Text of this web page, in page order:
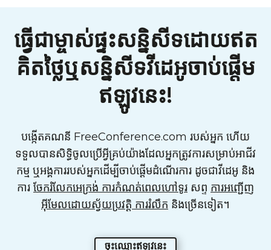
ធ្វើជាម្ចាស់ផ្ទះសន្និសីទដោយឥត
គិតថ្លៃឬសន្និសីទវីដេអូចាប់ផ្តើម
ឥឡូវនេះ!
បង្កើតគណនី FreeConference.com របស់អ្នក ហើយ
ទទួលបានសិទ្ធិចូលប្រើអ្វីគ្រប់យ៉ាងដែលអ្នកត្រូវការសម្រាប់អាជីវ
កម្ម ឬអង្គការរបស់អ្នកដើម្បីចាប់ផ្តើមដំណើរការ ដូចជាវីដេអូ និង
ការ ចែករំលែកអេក្រង់ ការកំណត់ពេលហៅទូរ សព្ទ ការអញ្ជើញ
អ៊ីមែលដោយស្វ័យប្រវត្តិ ការរំលឹក និងច្រើនទៀត។
ចុះឈ្មោះឥឡូវនេះ